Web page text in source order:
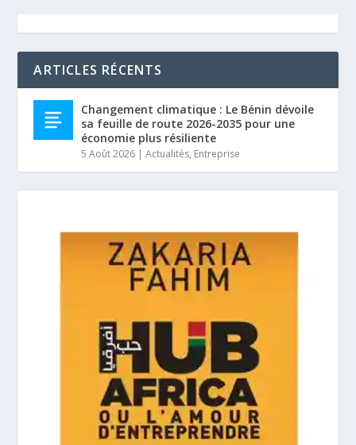
ARTICLES RÉCENTS
Changement climatique : Le Bénin dévoile
sa feuille de route 2026-2035 pour une
économie plus résiliente
5 Août 2026 |Actualités, Entreprise